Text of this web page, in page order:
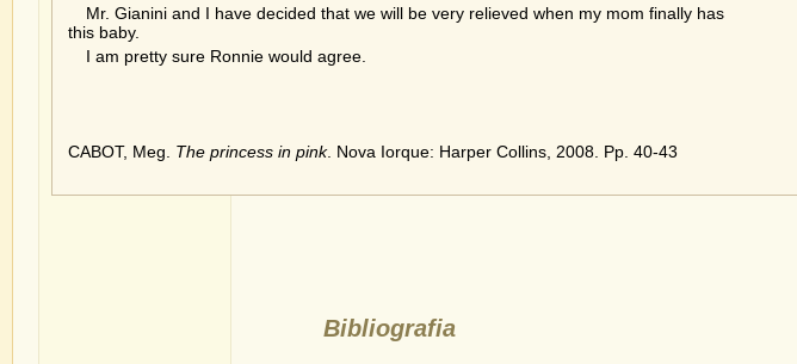
Mr. Gianini and I have decided that we will be very relieved when my mom finally has
this baby.
I am pretty sure Ronnie would agree.
CABOT, Meg. The princess in pink. Nova Iorque: Harper Collins, 2008. Pp. 40-43
Bibliografia